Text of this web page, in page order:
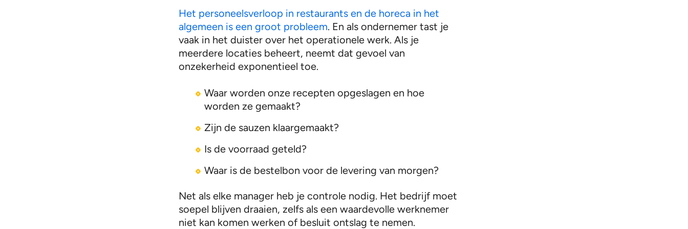
Het personeelsverloop in restaurants en de horeca in het
algemeen is een groot probleem. En als ondernemer tast je
vaak in het duister over het operationele werk. Als je
meerdere locaties beheert, neemt dat gevoel van
onzekerheid exponentieel toe.
Waar worden onze recepten opgeslagen en hoe
worden ze gemaakt?
Zijn de sauzen klaargemaakt?
Is de voorraad geteld?
Waar is de bestelbon voor de levering van morgen?
Net als elke manager heb je controle nodig. Het bedrijf moet
soepel blijven draaien, zelfs als een waardevolle werknemer
niet kan komen werken of besluit ontslag te nemen.